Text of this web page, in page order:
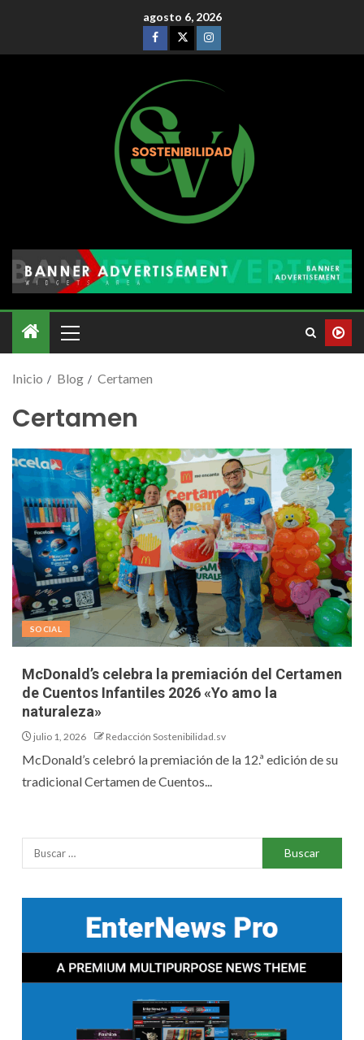
agosto 6, 2026
Inicio Blog Certamen
Certamen
SOCIAL
McDonald’s celebra la premiación del Certamen
de Cuentos Infantiles 2026 «Yo amo la
naturaleza»
julio 1, 2026 Redacción Sostenibilidad.sv
McDonald’s celebró la premiación de la 12.ª edición de su
tradicional Certamen de Cuentos...